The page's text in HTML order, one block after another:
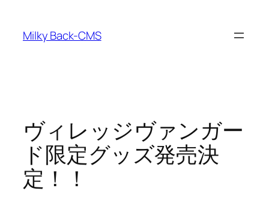
Milky Back-CMS
ヴィレッジヴァンガー
ド限定グッズ発売決
定！！